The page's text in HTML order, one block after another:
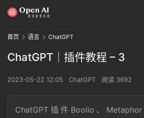
首页 语言 ChatGPT
ChatGPT｜插件教程 – 3
2023-05-22 12:05 ChatGPT 阅读 3692
ChatGPT插件Boolio、